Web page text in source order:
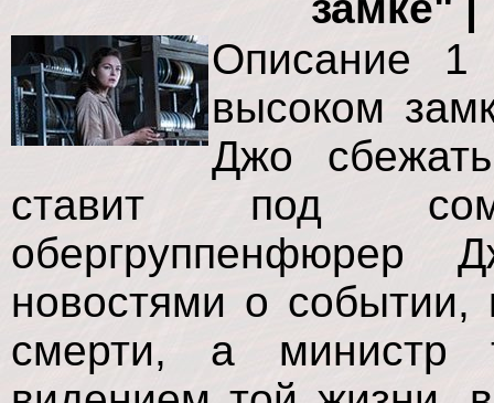
Описаниe 1
высоком
Джо
ставит под
обергруппенфюрер
новостями о событии,
смерти, а министр